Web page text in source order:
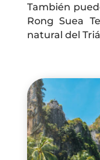
También
Rong Suea
natural del